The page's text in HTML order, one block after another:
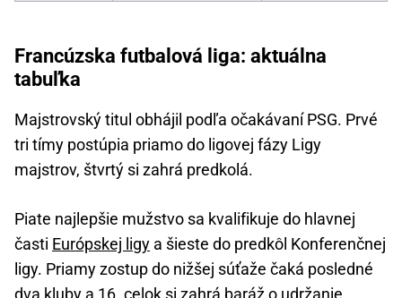
Francúzska futbalová liga: aktuálna
tabuľka
Majstrovský titul obhájil podľa očakávaní PSG. Prvé
tri tímy postúpia priamo do ligovej fázy Ligy
majstrov, štvrtý si zahrá predkolá.
Piate najlepšie mužstvo sa kvalifikuje do hlavnej
časti Európskej ligy a šieste do predkôl Konferenčnej
ligy. Priamy zostup do nižšej súťaže čaká posledné
dva kluby a 16. celok si zahrá baráž o udržanie.